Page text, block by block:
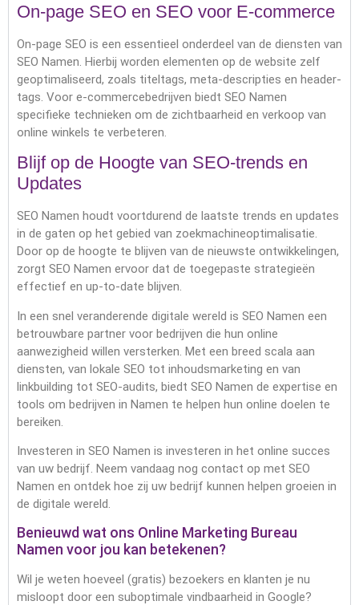
On-page SEO en SEO voor E-commerce
On-page SEO is een essentieel onderdeel van de diensten van
SEO Namen. Hierbij worden elementen op de website zelf
geoptimaliseerd, zoals titeltags, meta-descripties en header-
tags. Voor e-commercebedrijven biedt SEO Namen
specifieke technieken om de zichtbaarheid en verkoop van
online winkels te verbeteren.
Blijf op de Hoogte van SEO-trends en
Updates
SEO Namen houdt voortdurend de laatste trends en updates
in de gaten op het gebied van zoekmachineoptimalisatie.
Door op de hoogte te blijven van de nieuwste ontwikkelingen,
zorgt SEO Namen ervoor dat de toegepaste strategieën
effectief en up-to-date blijven.
In een snel veranderende digitale wereld is SEO Namen een
betrouwbare partner voor bedrijven die hun online
aanwezigheid willen versterken. Met een breed scala aan
diensten, van lokale SEO tot inhoudsmarketing en van
linkbuilding tot SEO-audits, biedt SEO Namen de expertise en
tools om bedrijven in Namen te helpen hun online doelen te
bereiken.
Investeren in SEO Namen is investeren in het online succes
van uw bedrijf. Neem vandaag nog contact op met SEO
Namen en ontdek hoe zij uw bedrijf kunnen helpen groeien in
de digitale wereld.
Benieuwd wat ons Online Marketing Bureau
Namen voor jou kan betekenen?
Wil je weten hoeveel (gratis) bezoekers en klanten je nu
misloopt door een suboptimale vindbaarheid in Google?